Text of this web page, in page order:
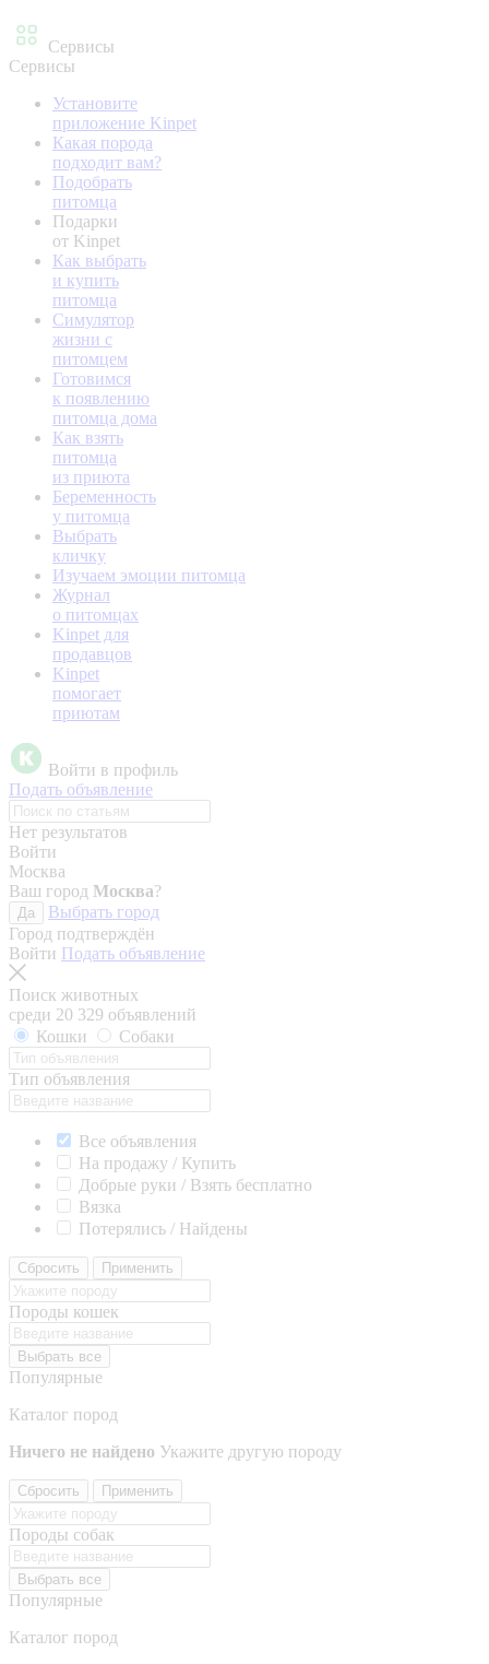
Сервисы
Сервисы
Установите
приложение Kinpet
Какая порода
подходит вам?
Подобрать
питомца
Подарки
от Kinpet
Как выбрать
и купить
питомца
Симулятор
жизни с
питомцем
Готовимся
к появлению
питомца дома
Как взять
питомца
из приюта
Беременность
у питомца
Выбрать
кличку
Изучаем эмоции питомца
Журнал
о питомцах
Kinpet для
продавцов
Kinpet
помогает
приютам
Войти в профиль
Подать объявление
Нет результатов
Войти
Москва
Ваш город Москва?
Да
Выбрать город
Город подтверждён
Войти Подать объявление
Поиск животных
среди 20 329 объявлений
Кошки
Собаки
Тип объявления
Все объявления
На продажу / Купить
Добрые руки / Взять бесплатно
Вязка
Потерялись / Найдены
Сбросить Применить
Породы кошек
Выбрать все
Популярные
Каталог пород
Ничего не найдено Укажите другую породу
Сбросить Применить
Породы собак
Выбрать все
Популярные
Каталог пород